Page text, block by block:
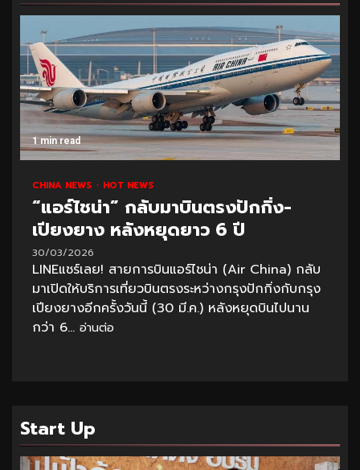
1 min read
CHINA NEWS HOT NEWS
“แอร์ไชน่า” กลับมาบินตรงปักกิ่ง-
เปียงยาง หลังหยุดยาว 6 ปี
30/03/2026
LINEแชร์เลย! สายการบินแอร์ไชน่า (Air China) กลับ
มาเปิดให้บริการเที่ยวบินตรงระหว่างกรุงปักกิ่งกับกรุง
เปียงยางอีกครั้งวันนี้ (30 มี.ค.) หลังหยุดบินไปนาน
กว่า 6... อ่านต่อ
Start Up